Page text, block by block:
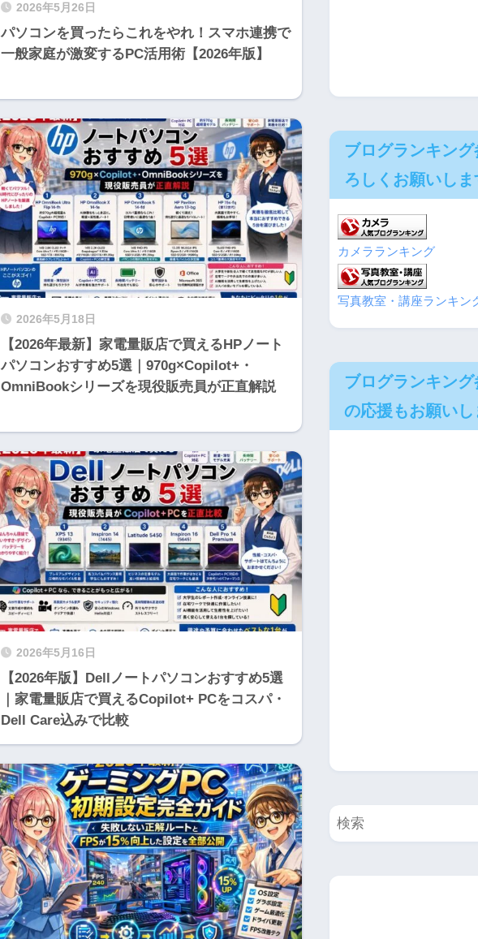
2026年5月26日
パソコンを買ったらこれをやれ！スマホ連携で
一般家庭が激変するPC活用術【2026年版】
2026年5月18日
【2026年最新】家電量販店で買えるHPノート
パソコンおすすめ5選｜970g×Copilot+・
OmniBookシリーズを現役販売員が正直解説
2026年5月16日
【2026年版】Dellノートパソコンおすすめ5選
｜家電量販店で買えるCopilot+ PCをコスパ・
Dell Care込みで比較
ブログランキン
ろしくお願いしま
カメラランキング
写真教室・講座ランキン
ブログランキン
の応援もお願いし